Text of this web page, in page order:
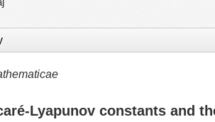
Lyapunov constants and